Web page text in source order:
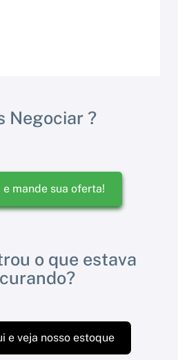
Negociar ?
mande sua oferta!
o que estava
e veja nosso estoque